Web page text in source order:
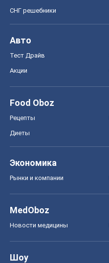
СНГ решебники
Авто
Тест Драйв
Акции
Food Oboz
Рецепты
Диеты
Экономика
Рынки и компании
MedOboz
Новости медицины
Шоу